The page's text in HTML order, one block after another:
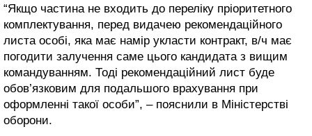
“Якщо частина не входить до переліку пріоритетного
комплектування, перед видачею рекомендаційного
листа особі, яка має намір укласти контракт, в/ч має
погодити залучення саме цього кандидата з вищим
командуванням. Тоді рекомендаційний лист буде
обов’язковим для подальшого врахування при
оформленні такої особи”, – пояснили в Міністерстві
оборони.